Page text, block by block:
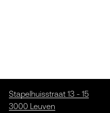
Stapelhuisstraat 13 - 15
3000 Leuven